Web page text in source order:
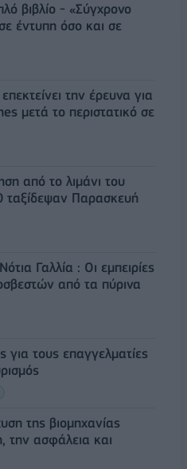
βιβλίο - «Σύγχρονο
έντυπη όσο και σε
την έρευνα για
μετά το περιστατικό σε
από το λιμάνι του
ταξίδεψαν Παρασκευή
Γαλλία : Οι εμπειρίες
από τα πύρινα
για τους επαγγελματίες
της βιομηχανίας
την ασφάλεια και